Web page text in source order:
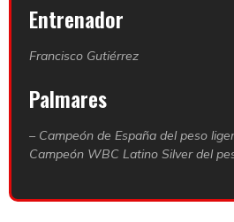
Entrenador
Francisco Gutiérrez
Palmares
– Campeón de España del peso
Campeón WBC Latino Silver del